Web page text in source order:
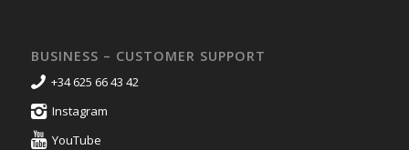
BUSINESS – CUSTOMER SUPPORT
+34 625 66 43 42
Instagram
YouTube